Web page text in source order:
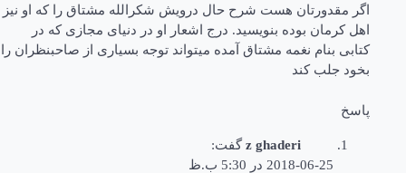
اگر مقدورتان هست شرح حال درویش شکرالله مشتاق را که او نیز
اهل کرمان بوده بنویسید. درج اشعار او در دنیای مجازی که در
کتابی بنام نغمه مشتاق آمده میتواند توجه بسیاری از صاحبنظران را
بخود جلب کند
پاسخ
z ghaderi گفت:
2018-06-25 در 5:30 ب.ظ